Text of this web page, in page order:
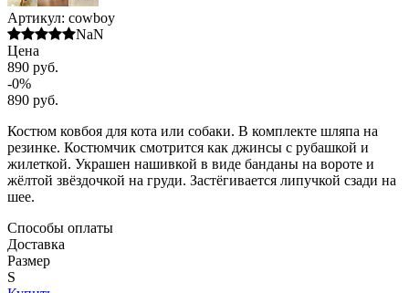
Артикул: cowboy
NaN
Цена
890 руб.
-0%
890 руб.
Костюм ковбоя для кота или собаки. В комплекте шляпа на
резинке. Костюмчик смотрится как джинсы с рубашкой и
жилеткой. Украшен нашивкой в виде банданы на вороте и
жёлтой звёздочкой на груди. Застёгивается липучкой сзади на
шее.
Способы оплаты
Доставка
Размер
S